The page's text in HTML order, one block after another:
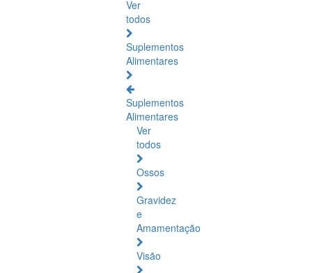
Ver
todos
Suplementos
Alimentares
Suplementos
Alimentares
Ver
todos
Ossos
Gravidez
e
Amamentação
Visão